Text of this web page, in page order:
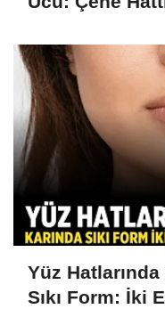
Yüz
Sıkı Form: İki